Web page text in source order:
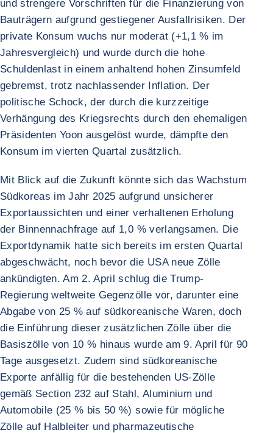
und strengere Vorschriften für die Finanzierung von
Bauträgern aufgrund gestiegener Ausfallrisiken. Der
private Konsum wuchs nur moderat (+1,1 % im
Jahresvergleich) und wurde durch die hohe
Schuldenlast in einem anhaltend hohen Zinsumfeld
gebremst, trotz nachlassender Inflation. Der
politische Schock, der durch die kurzzeitige
Verhängung des Kriegsrechts durch den ehemaligen
Präsidenten Yoon ausgelöst wurde, dämpfte den
Konsum im vierten Quartal zusätzlich.
Mit Blick auf die Zukunft könnte sich das Wachstum
Südkoreas im Jahr 2025 aufgrund unsicherer
Exportaussichten und einer verhaltenen Erholung
der Binnennachfrage auf 1,0 % verlangsamen. Die
Exportdynamik hatte sich bereits im ersten Quartal
abgeschwächt, noch bevor die USA neue Zölle
ankündigten. Am 2. April schlug die Trump-
Regierung weltweite Gegenzölle vor, darunter eine
Abgabe von 25 % auf südkoreanische Waren, doch
die Einführung dieser zusätzlichen Zölle über die
Basiszölle von 10 % hinaus wurde am 9. April für 90
Tage ausgesetzt. Zudem sind südkoreanische
Exporte anfällig für die bestehenden US-Zölle
gemäß Section 232 auf Stahl, Aluminium und
Automobile (25 % bis 50 %) sowie für mögliche
Zölle auf Halbleiter und pharmazeutische